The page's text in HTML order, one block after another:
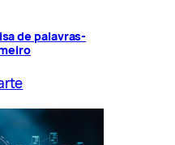
de palavras-